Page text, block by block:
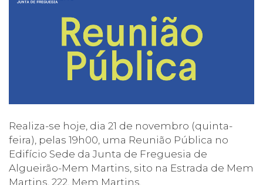
Realiza-se hoje, dia 21 de novembro (quinta-
feira), pelas 19h00, uma Reunião Pública no
Edifício Sede da Junta de Freguesia de
Algueirão-Mem Martins, sito na Estrada de Mem
Martins, 222, Mem Martins.